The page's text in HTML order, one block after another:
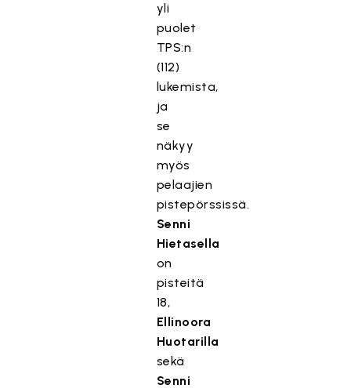
yli
puolet
TPS:n
(112)
lukemista,
ja
se
näkyy
myös
pelaajien
pistepörssissä.
Senni
Hietasella
on
pisteitä
18,
Ellinoora
Huotarilla
sekä
Senni